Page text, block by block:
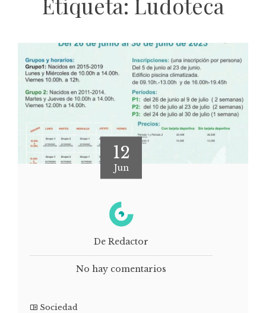
12
Jun
De Redactor
No hay comentarios
Sociedad